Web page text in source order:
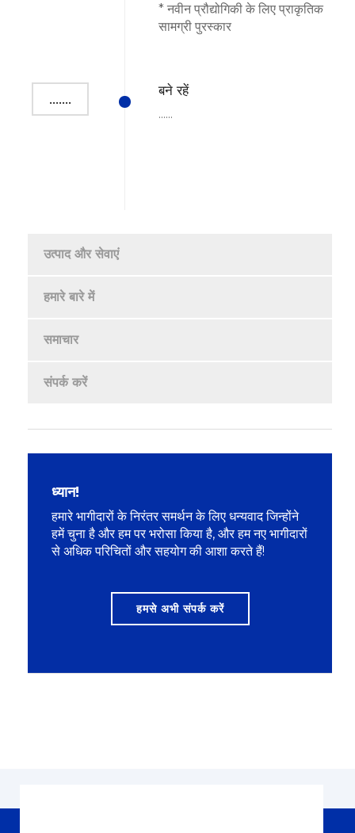
* नवीन प्रौद्योगिकी के लिए प्राकृतिक
सामग्री पुरस्कार
.......
बने रहें
......
उत्पाद और सेवाएं
हमारे बारे में
समाचार
संपर्क करें
ध्यान!
हमारे भागीदारों के निरंतर समर्थन के लिए धन्यवाद जिन्होंने
हमें चुना है और हम पर भरोसा किया है, और हम नए भागीदारों
से अधिक परिचितों और सहयोग की आशा करते हैं!
हमसे अभी संपर्क करें